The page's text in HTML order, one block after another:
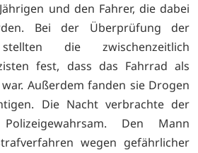
und den Fahrer, die dabei
Bei der Überprüfung der
stellten die zwischenzeitlich
fest, dass das Fahrrad als
Außerdem fanden sie Drogen
Die Nacht verbrachte der
Den Mann
wegen gefährlicher